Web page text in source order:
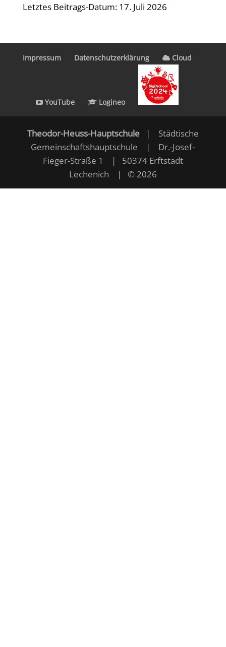
Letztes Beitrags-Datum: 17. Juli 2026
Impressum Datenschutzerklärung Cloud
YouTube Logineo
Theodor-Heuss-Hauptschule| Städtische
Gemeinschaftshauptschule | Dr.-Josef-
Fieger-Straße 1 | 50374 Erftstadt
Lechenich | © 2026